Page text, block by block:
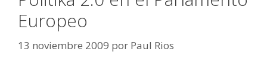
Europeo
13 noviembre 2009 por Paul Rios